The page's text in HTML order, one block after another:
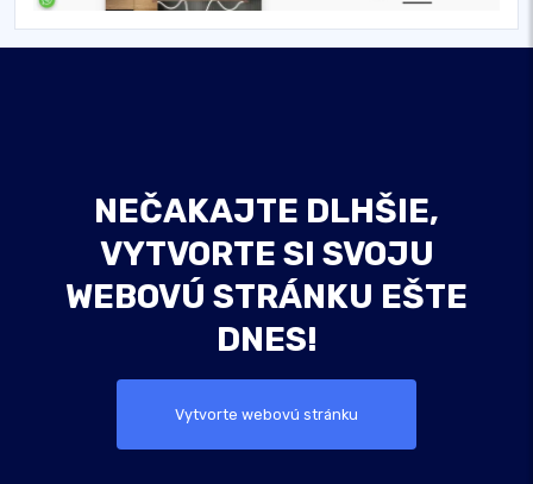
NEČAKAJTE DLHŠIE,
VYTVORTE SI SVOJU
WEBOVÚ STRÁNKU EŠTE
DNES!
Vytvorte webovú stránku